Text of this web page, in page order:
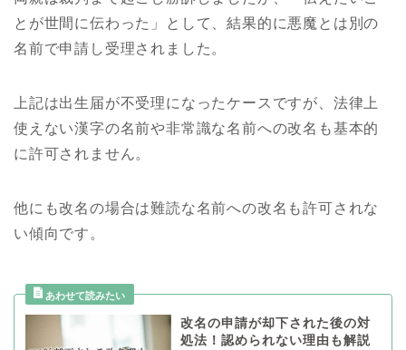
とが世間に伝わった」として、結果的に悪魔とは別の
名前で申請し受理されました。
上記は出生届が不受理になったケースですが、法律上
使えない漢字の名前や非常識な名前への改名も基本的
に許可されません。
他にも改名の場合は難読な名前への改名も許可されな
い傾向です。
改名の申請が却下された後の対
処法！認められない理由も解説